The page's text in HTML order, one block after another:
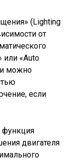
(Lighting
от
или «Auto
можно
если
функция
двигателя